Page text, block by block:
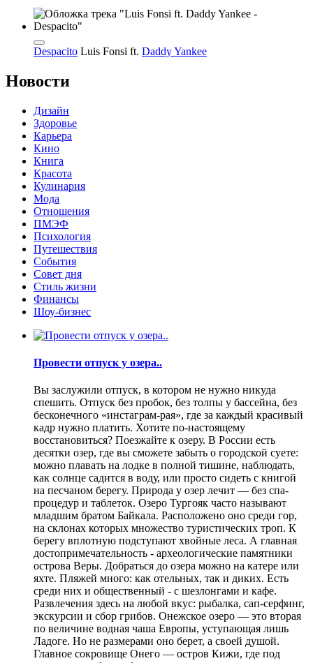
Despacito Luis Fonsi ft. Daddy Yankee
Новости
Дизайн
Здоровье
Карьера
Кино
Книга
Красота
Кулинария
Мода
Отношения
ПМЭФ
Психология
Путешествия
События
Совет дня
Стиль жизни
Финансы
Шоу-бизнес
Провести отпуск у озера..
Вы заслужили отпуск, в котором не нужно никуда
спешить. Отпуск без пробок, без толпы у бассейна, без
бесконечного «инстаграм-рая», где за каждый красивый
кадр нужно платить. Хотите по-настоящему
восстановиться? Поезжайте к озеру. В России есть
десятки озер, где вы сможете забыть о городской суете:
можно плавать на лодке в полной тишине, наблюдать,
как солнце садится в воду, или просто сидеть с книгой
на песчаном берегу. Природа у озер лечит — без спа-
процедур и таблеток. Озеро Тургояк часто называют
младшим братом Байкала. Расположено оно среди гор,
на склонах которых множество туристических троп. К
берегу вплотную подступают хвойные леса. А главная
достопримечательность - археологические памятники
острова Веры. Добраться до озера можно на катере или
яхте. Пляжей много: как отельных, так и диких. Есть
среди них и общественный - с шезлонгами и кафе.
Развлечения здесь на любой вкус: рыбалка, сап-серфинг,
экскурсии и сбор грибов. Онежское озеро — это вторая
по величине водная чаша Европы, уступающая лишь
Ладоге. Но не размерами оно берет, а своей душой.
Главное сокровище Онего — остров Кижи, где под